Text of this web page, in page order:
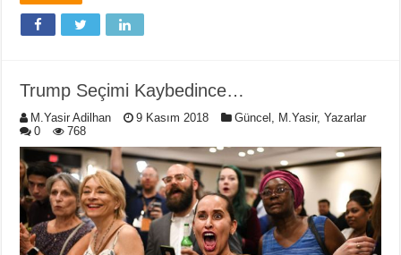
Trump Seçimi Kaybedince…
M.Yasir Adilhan 9 Kasım 2018 Güncel M.Yasir,Yazarlar
0
768